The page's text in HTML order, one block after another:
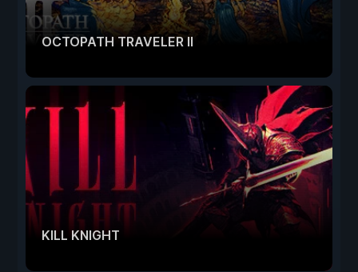
OCTOPATH TRAVELER II
KILL KNIGHT